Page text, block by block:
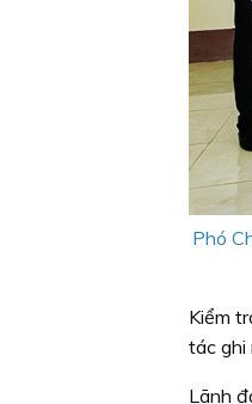
Phó
Kiểm
tác ghi
Lãnh